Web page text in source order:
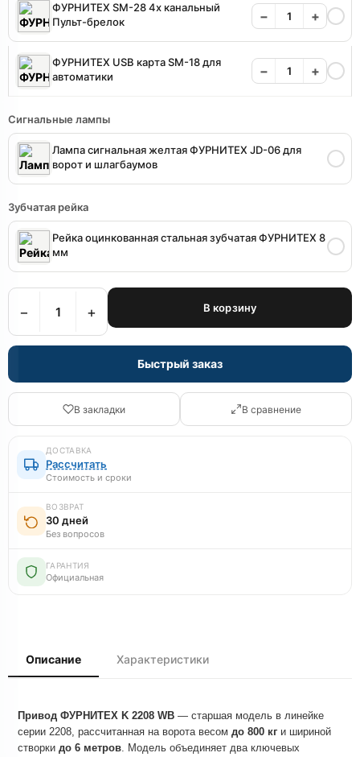
ФУРНИТЕХ SM-28 4х канальный
Пульт-брелок
− +
ФУРНИТЕХ USB карта SM-18 для
автоматики
− +
Сигнальные лампы
Лампа сигнальная желтая ФУРНИТЕХ JD-06 для
ворот и шлагбаумов
Зубчатая рейка
Рейка оцинкованная стальная зубчатая ФУРНИТЕХ 8
мм
− + В корзину
Быстрый заказ
В закладки В сравнение
ДОСТАВКА
Рассчитать
Стоимость и сроки
ВОЗВРАТ
30 дней
Без вопросов
ГАРАНТИЯ
Официальная
Описание Характеристики
Привод ФУРНИТЕХ K 2208 WB — старшая модель в линейке
серии 2208, рассчитанная на ворота весом до 800 кг и шириной
створки до 6 метров. Модель объединяет два ключевых